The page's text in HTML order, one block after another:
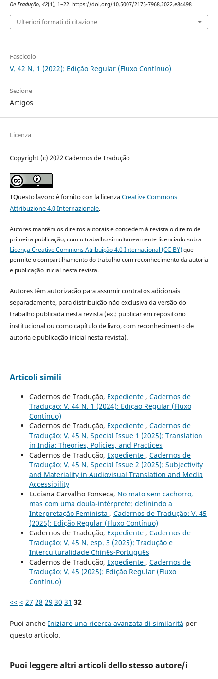
De Tradução, 42(1), 1–22. https://doi.org/10.5007/2175-7968.2022.e84498
Ulteriori formati di citazione
Fascicolo
V. 42 N. 1 (2022): Edição Regular (Fluxo Contínuo)
Sezione
Artigos
Licenza
Copyright (c) 2022 Cadernos de Tradução
TQuesto lavoro è fornito con la licenzaCreative Commons
Attribuzione 4.0 Internazionale.
Autores mantêm os direitos autorais e concedem à revista o direito de
primeira publicação, com o trabalho simultaneamente licenciado sob a
Licença Creative Commons Atribuição 4.0 Internacional (CC BY)que
permite o compartilhamento do trabalho com reconhecimento da autoria
e publicação inicial nesta revista.
Autores têm autorização para assumir contratos adicionais
separadamente, para distribuição não exclusiva da versão do
trabalho publicada nesta revista (ex.: publicar em repositório
institucional ou como capítulo de livro, com reconhecimento de
autoria e publicação inicial nesta revista).
Articoli simili
Cadernos de Tradução, Expediente , Cadernos de
Tradução: V. 44 N. 1 (2024): Edição Regular (Fluxo
Contínuo)
Cadernos de Tradução, Expediente , Cadernos de
Tradução: V. 45 N. Special Issue 1 (2025): Translation
in India: Theories, Policies, and Practices
Cadernos de Tradução, Expediente , Cadernos de
Tradução: V. 45 N. Special Issue 2 (2025): Subjectivity
and Materiality in Audiovisual Translation and Media
Accessibility
Luciana Carvalho Fonseca, No mato sem cachorro,
mas com uma doula-intérprete: definindo a
Interpretação Feminista , Cadernos de Tradução: V. 45
(2025): Edição Regular (Fluxo Contínuo)
Cadernos de Tradução, Expediente , Cadernos de
Tradução: V. 45 N. esp. 3 (2025): Tradução e
Interculturalidade Chinês-Português
Cadernos de Tradução, Expediente , Cadernos de
Tradução: V. 45 (2025): Edição Regular (Fluxo
Contínuo)
<< < 27 28 29 30 31 32
Puoi anche Iniziare una ricerca avanzata di similarità per
questo articolo.
Puoi leggere altri articoli dello stesso autore/i